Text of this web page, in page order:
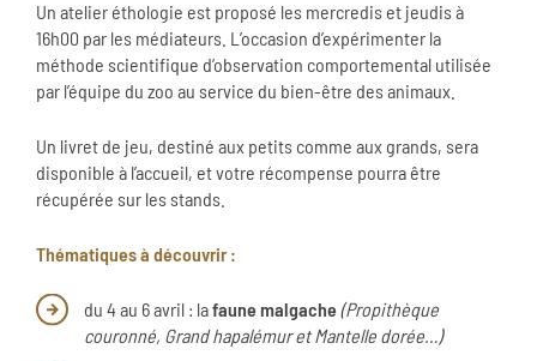
Un atelier éthologie est proposé les mercredis et jeudis à
16h00 par les médiateurs. L’occasion d’expérimenter la
méthode scientifique d’observation comportemental utilisée
par l’équipe du zoo au service du bien-être des animaux.
Un livret de jeu, destiné aux petits comme aux grands, sera
disponible à l’accueil, et votre récompense pourra être
récupérée sur les stands.
Thématiques à découvrir :
du 4 au 6 avril : lafaune malgache (Propithèque
couronné, Grand hapalémur et Mantelle dorée…)